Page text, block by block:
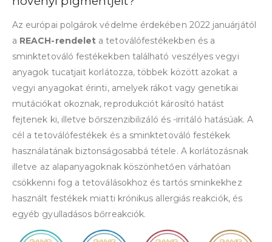
Az európai polgárok védelme érdekében 2022 januárjától
a REACH-rendelet a tetoválófestékekben és a
sminktetováló festékekben található veszélyes vegyi
anyagok tucatjait korlátozza, többek között azokat a
vegyi anyagokat érinti, amelyek rákot vagy genetikai
mutációkat okoznak, reprodukciót károsító hatást
fejtenek ki, illetve bőrszenzibilizáló és -irritáló hatásúak. A
cél a tetoválófestékek és a sminktetováló festékek
használatának biztonságosabbá tétele. A korlátozásnak
illetve az alapanyagoknak köszönhetően várhatóan
csökkenni fog a tetoválásokhoz és tartós sminkekhez
használt festékek miatti krónikus allergiás reakciók, és
egyéb gyulladásos bőrreakciók.